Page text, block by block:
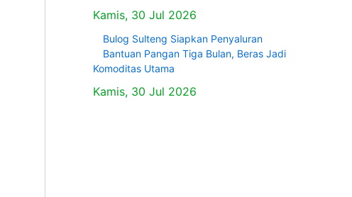
Kamis, 30 Jul 2026
Bulog Sulteng Siapkan Penyaluran
Bantuan Pangan Tiga Bulan, Beras Jadi
Komoditas Utama
Kamis, 30 Jul 2026